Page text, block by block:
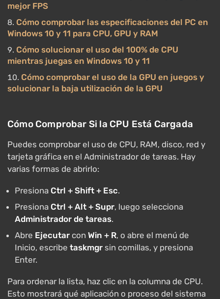
mejor FPS
Cómo comprobar las especificaciones del PC en
Windows 10 y 11 para CPU, GPU y RAM
Cómo solucionar el uso del 100% de CPU
mientras juegas en Windows 10 y 11
Cómo comprobar el uso de la GPU en juegos y
solucionar la baja utilización de la GPU
Cómo Comprobar Si la CPU Está Cargada
Puedes comprobar el uso de CPU, RAM, disco, red y
tarjeta gráfica en el Administrador de tareas. Hay
varias formas de abrirlo:
Presiona Ctrl + Shift + Esc.
Presiona Ctrl + Alt + Supr, luego selecciona
Administrador de tareas.
Abre Ejecutar con Win + R, o abre el menú de
Inicio, escribe taskmgr sin comillas, y presiona
Enter.
Para ordenar la lista, haz clic en la columna de CPU.
Esto mostrará qué aplicación o proceso del sistema